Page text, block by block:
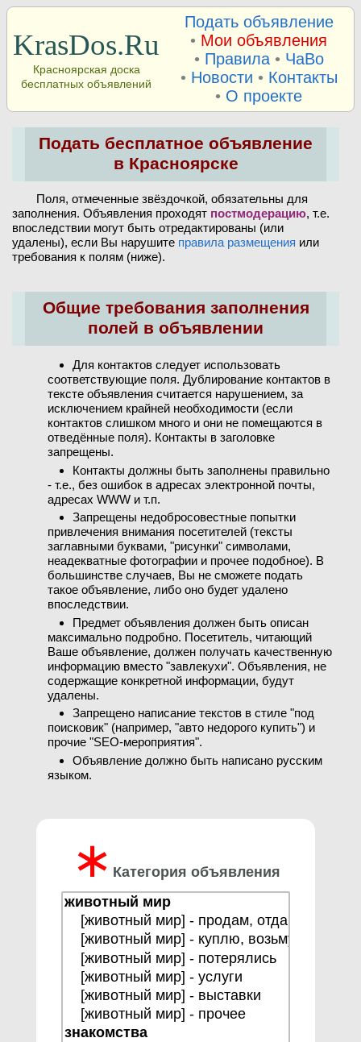
KrasDos.Ru
Красноярская доска
бесплатных объявлений
Подать объявление
• Мои объявления
• Правила• ЧаВо
• Новости • Контакты
• О проекте
Подать бесплатное объявление
в Красноярске
Поля, отмеченные звёздочкой, обязательны для
заполнения. Объявления проходят постмодерацию, т.е.
впоследствии могут быть отредактированы (или
удалены), если Вы нарушите правила размещения или
требования к полям (ниже).
Общие требования заполнения
полей в объявлении
Для контактов следует использовать
соответствующие поля. Дублирование контактов в
тексте объявления считается нарушением, за
исключением крайней необходимости (если
контактов слишком много и они не помещаются в
отведённые поля). Контакты в заголовке
запрещены.
Контакты должны быть заполнены правильно
- т.е., без ошибок в адресах электронной почты,
адресах WWW и т.п.
Запрещены недобросовестные попытки
привлечения внимания посетителей (тексты
заглавными буквами, "рисунки" символами,
неадекватные фотографии и прочее подобное). В
большинстве случаев, Вы не сможете подать
такое объявление, либо оно будет удалено
впоследствии.
Предмет объявления должен быть описан
максимально подробно. Посетитель, читающий
Ваше объявление, должен получать качественную
информацию вместо "завлекухи". Объявления, не
содержащие конкретной информации, будут
удалены.
Запрещено написание текстов в стиле "под
поисковик" (например, "авто недорого купить") и
прочие "SEO-мероприятия".
Объявление должно быть написано русским
языком.
∗ Категория объявления